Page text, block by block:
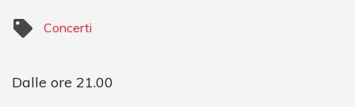
Concerti
Dalle ore 21.00